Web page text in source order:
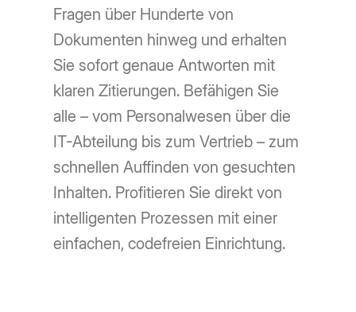
Fragen über Hunderte von
Dokumenten hinweg und erhalten
Sie sofort genaue Antworten mit
klaren Zitierungen. Befähigen Sie
alle – vom Personalwesen über die
IT-Abteilung bis zum Vertrieb – zum
schnellen Auffinden von gesuchten
Inhalten. Profitieren Sie direkt von
intelligenten Prozessen mit einer
einfachen, codefreien Einrichtung.